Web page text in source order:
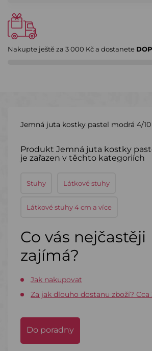
Nakupte ještě za 3 000 Kča dostanete
Jemná juta kostky pastel modrá 4/10
Produkt Jemná juta kostky
je zařazen v těchto kategoriích
Stuhy Látkové stuhy
Látkové stuhy 4 cm a více
Co vás nejčastěji
zajímá?
Jak nakupovat
Za jak dlouho dostanu zboží? Cca
Do poradny